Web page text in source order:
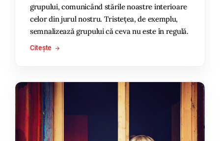
grupului, comunicând stările noastre interioare
celor din jurul nostru. Tristețea, de exemplu,
semnalizează grupului că ceva nu este în regulă.
Citește